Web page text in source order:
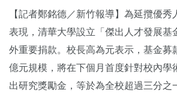
【記者鄭銘德／新竹報導】為延攬優
表現，清華大學設立「傑出人才發展基
外重要捐款。校長高為元表示，基金募
億元規模，將在下個月首度針對校內學
出研究獎勵金，等於為全校超過三分之